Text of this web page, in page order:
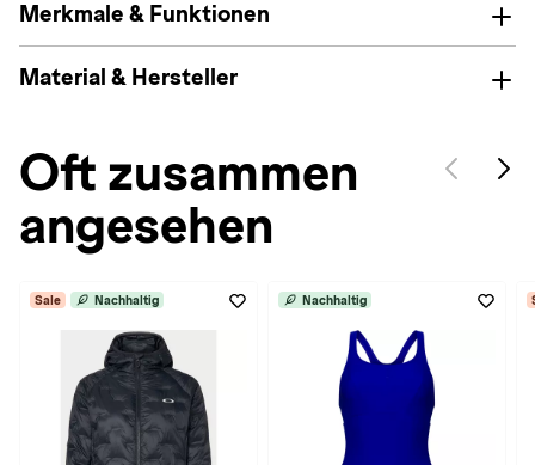
Merkmale & Funktionen
Material & Hersteller
Oft zusammen
angesehen
Sale Nachhaltig Nachhaltig